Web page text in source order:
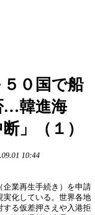
０国で船
…韓進海
」（１）
10:44
企業再生手続き）を申請
実化している。世界各地
する仮差押さえや入港拒